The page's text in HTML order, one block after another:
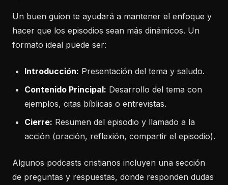
Un buen guion te ayudará a mantener el enfoque y
hacer que los episodios sean más dinámicos. Un
formato ideal puede ser:
Introducción: Presentación del tema y saludo.
Contenido Principal: Desarrollo del tema con
ejemplos, citas bíblicas o entrevistas.
Cierre: Resumen del episodio y llamado a la
acción (oración, reflexión, compartir el episodio).
Algunos podcasts cristianos incluyen una sección
de preguntas y respuestas, donde responden dudas